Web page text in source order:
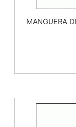
MANGUERA